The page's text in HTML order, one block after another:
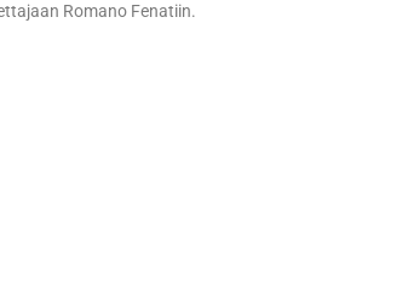
Romano Fenatiin.